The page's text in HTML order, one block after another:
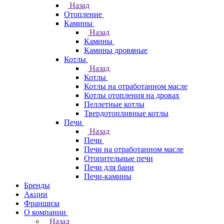
Назад
Отопление
Камины
Назад
Камины
Камины дровяные
Котлы
Назад
Котлы
Котлы на отработанном масле
Котлы отопления на дровах
Пеллетные котлы
Твердотопливные котлы
Печи
Назад
Печи
Печи на отработанном масле
Отопительные печи
Печи для бани
Печи-камины
Бренды
Акции
Франшиза
О компании
Назад